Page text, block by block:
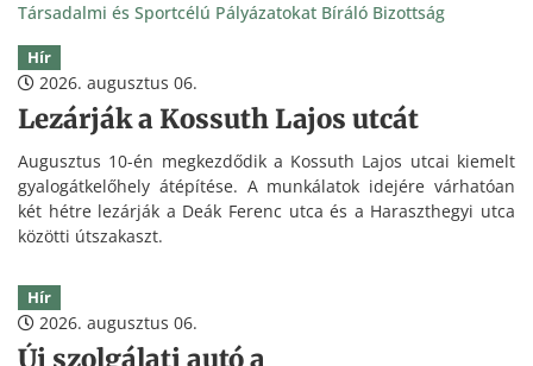
Társadalmi és Sportcélú Pályázatokat Bíráló Bizottság
Hír
2026. augusztus 06.
Lezárják a Kossuth Lajos utcát
Augusztus 10-én megkezdődik a Kossuth Lajos utcai kiemelt
gyalogátkelőhely átépítése. A munkálatok idejére várhatóan
két hétre lezárják a Deák Ferenc utca és a Haraszthegyi utca
közötti útszakaszt.
Hír
2026. augusztus 06.
Új szolgálati autó a